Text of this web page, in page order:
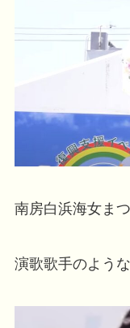
南房白浜海女ま
演歌歌手のよう